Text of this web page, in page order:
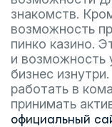
знакомств.
возможность
пинко казино.
и возможность
бизнес
работать в
принимать
официальный